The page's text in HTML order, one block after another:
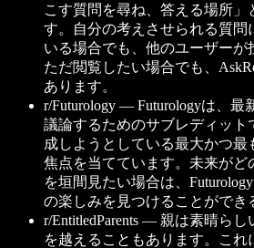
こす質問を尋ね、答える場所」
す。自分の考えさせられる質問
いる場合でも、他のユーザーが
ただ閲覧したい場合でも、
あります。
r/Futurology — Futurologyは、最
議論するためのサブレディット
成しようとしている最大かつ最
焦点を当てています。未来がど
を垣間見たい場合は、
の楽しみを見つけることができ
r/EntitledParents — 親は素晴らし
を越えることもあります。これ